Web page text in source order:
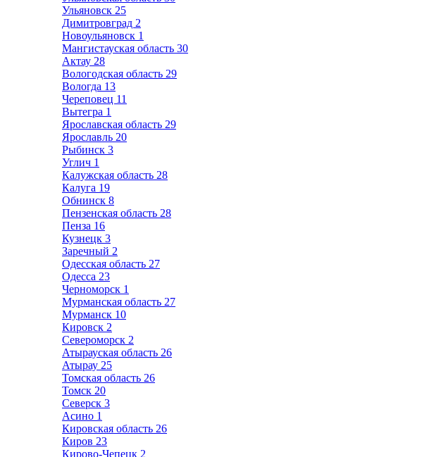
Ульяновск 25
Димитровград 2
Новоульяновск 1
Мангистауская область 30
Актау 28
Вологодская область 29
Вологда 13
Череповец 11
Вытегра 1
Ярославская область 29
Ярославль 20
Рыбинск 3
Углич 1
Калужская область 28
Калуга 19
Обнинск 8
Пензенская область 28
Пенза 16
Кузнецк 3
Заречный 2
Одесская область 27
Одесса 23
Черноморск 1
Мурманская область 27
Мурманск 10
Кировск 2
Североморск 2
Атырауская область 26
Атырау 25
Томская область 26
Томск 20
Северск 3
Асино 1
Кировская область 26
Киров 23
Кирово-Чепецк 2